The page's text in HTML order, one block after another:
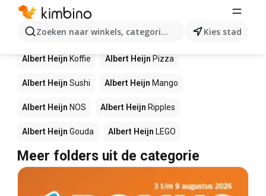
Zoeken naar winkels, categorieën, producten...
Kies stad
Andere producten in winkels Albert
Heijn
Albert Heijn Koffie Albert Heijn Pizza
Albert Heijn Sushi Albert Heijn Mango
Albert Heijn NOS Albert Heijn Ripples
Albert Heijn Gouda Albert Heijn LEGO
Meer folders uit de categorie